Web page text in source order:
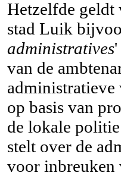
Hetzelfde geldt
stad Luik
administratives'
van de
administratieve
op basis van
de lokale
stelt over de
voor inbreuken